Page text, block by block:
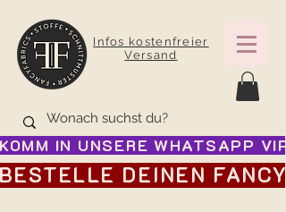
Infos kostenfreier
Versand
KOMM IN UNSERE WHATSAPP
BESTELLE DEINEN